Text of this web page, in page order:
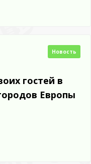
Новость
гостей в
Европы